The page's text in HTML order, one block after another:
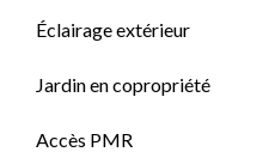
Éclairage extérieur
Jardin en copropriété
Accès PMR